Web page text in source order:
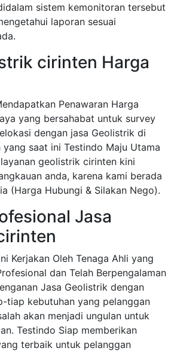
sistem kemonitoran tersebut
laporan sesuai
cirinten Harga
Penawaran Harga
yang bersahabat untuk survey
dengan jasa Geolistrik di
saat ini Testindo Maju Utama
geolistrik cirinten kini
anda, karena kami berada
(Harga Hubungi & Silakan Nego).
Jasa
Kerjakan Oleh Tenaga Ahli yang
dan Telah Berpengalaman
Jasa Geolistrik dengan
tiap kebutuhan yang pelanggan
akan menjadi ungulan untuk
Testindo Siap memberikan
terbaik untuk pelanggan